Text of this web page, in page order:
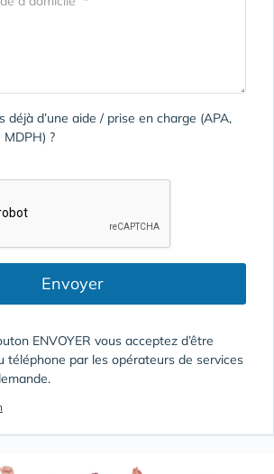
déjà d’une aide / prise en charge (APA,
?
Envoyer
ENVOYER vous acceptez d’être
téléphone par les opérateurs de services